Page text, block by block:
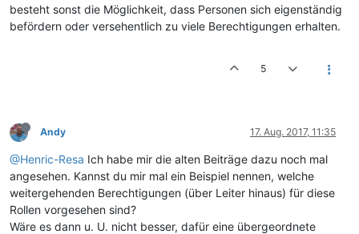
besteht sonst die Möglichkeit, dass Personen sich eigenständig
befördern oder versehentlich zu viele Berechtigungen erhalten.
5
Andy 17. Aug. 2017, 11:35
@Henric-Resa Ich habe mir die alten Beiträge dazu noch mal
angesehen. Kannst du mir mal ein Beispiel nennen, welche
weitergehenden Berechtigungen (über Leiter hinaus) für diese
Rollen vorgesehen sind?
Wäre es dann u. U. nicht besser, dafür eine übergeordnete